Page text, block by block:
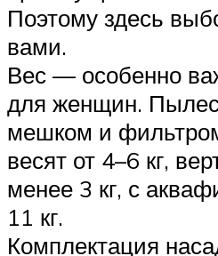
Поэтому здесь
вами.
Вес — особенно
для женщин.
мешком и
весят от 4–6 кг,
менее 3 кг, с
11 кг.
Комплектация